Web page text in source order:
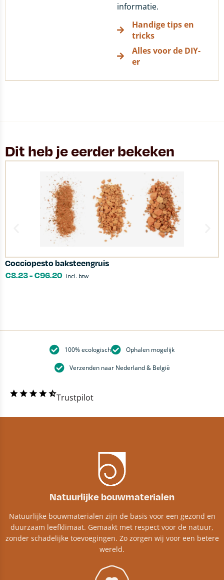
informatie.
Handige tips en
tricks
Alles voor de DIY-
er
Dit heb je eerder bekeken
Cocciopesto baksteengruis
€8.23-€96.20 incl. btw
100% ecologisch Ophalen mogelijk
Verzenden naar Nederland & België
Trustpilot
Natuurlijke bouwmaterialen
Natuurlijke bouwmaterialen zijn de basis voor een gezond en
duurzaam leefklimaat. Gemaakt met respect voor de natuur,
zonder schadelijke toevoegingen. Zo zorgen wij voor een betere
wereld.